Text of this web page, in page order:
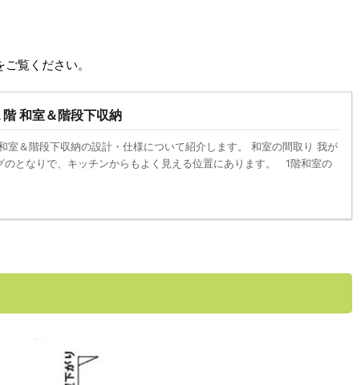
覧ください。
階 和室＆階段下収納
室＆階段下収納の設計・仕様について紹介します。 和室の間取り 我が
のとなりで、キッチンからもよく見える位置にあります。 1階和室の